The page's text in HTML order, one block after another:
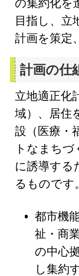
の集約化を
目指し、立
計画を策定
計画の仕
立地適正化
域）、居住
設（医療・
トなまち
に誘導する
るものです。
都市機
祉・商
の中心
し集約